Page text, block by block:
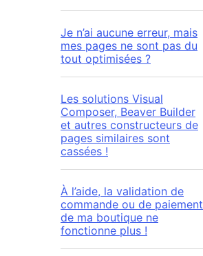
Je n’ai aucune erreur, mais
mes pages ne sont pas du
tout optimisées ?
Les solutions Visual
Composer, Beaver Builder
et autres constructeurs de
pages similaires sont
cassées !
À l’aide, la validation de
commande ou de paiement
de ma boutique ne
fonctionne plus !